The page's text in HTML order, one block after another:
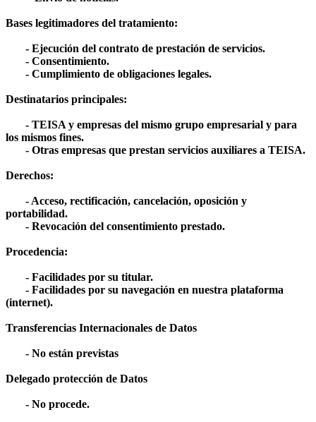
Bases legitimadores del tratamiento:
- Ejecución del contrato de prestación de servicios.
- Consentimiento.
- Cumplimiento de obligaciones legales.
Destinatarios principales:
- TEISA y empresas del mismo grupo empresarial y para
los mismos fines.
- Otras empresas que prestan servicios auxiliares a TEISA.
Derechos:
- Acceso, rectificación, cancelación, oposición y
portabilidad.
- Revocación del consentimiento prestado.
Procedencia:
- Facilidades por su titular.
- Facilidades por su navegación en nuestra plataforma
(internet).
Transferencias Internacionales de Datos
- No están previstas
Delegado protección de Datos
- No procede.